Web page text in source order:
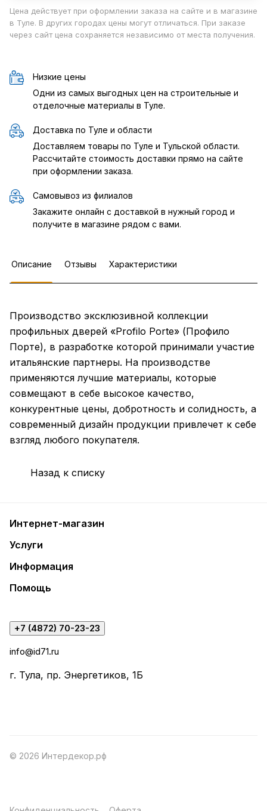
Цена действует при оформлении заказа на сайте и в магазине
в Туле. В других городах цены могут отличаться. При заказе
через сайт цена сохраняется независимо от места получения.
Низкие цены
Одни из самых выгодных цен на строительные и
отделочные материалы в Туле.
Доставка по Туле и области
Доставляем товары по Туле и Тульской области.
Рассчитайте стоимость доставки прямо на сайте
при оформлении заказа.
Самовывоз из филиалов
Закажите онлайн с доставкой в нужный город и
получите в магазине рядом с вами.
Описание Отзывы Характеристики
Производство эксклюзивной коллекции
профильных дверей «Profilo Porte» (Профило
Порте), в разработке которой принимали участие
итальянские партнеры. На производстве
применяются лучшие материалы, которые
совмещают в себе высокое качество,
конкурентные цены, добротность и солидность, а
современный дизайн продукции привлечет к себе
взгляд любого покупателя.
Назад к списку
Интернет-магазин
Услуги
Информация
Помощь
+7 (4872) 70-23-23
info@id71.ru
г. Тула, пр. Энергетиков, 1Б
© 2026 Интердекор.рф